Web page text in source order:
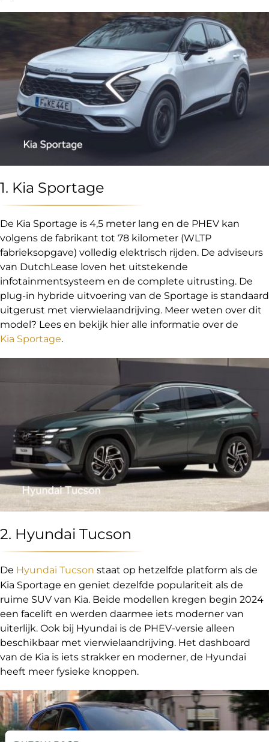
1. Kia Sportage
De Kia Sportage is 4,5 meter lang en de PHEV kan
volgens de fabrikant tot 78 kilometer (WLTP
fabrieksopgave) volledig elektrisch rijden. De adviseurs
van DutchLease loven het uitstekende
infotainmentsysteem en de complete uitrusting. De
plug-in hybride uitvoering van de Sportage is standaard
uitgerust met vierwielaandrijving. Meer weten over dit
model? Lees en bekijk hier alle informatie over de
Kia Sportage.
2. Hyundai Tucson
De Hyundai Tucson staat op hetzelfde platform als de
Kia Sportage en geniet dezelfde populariteit als de
ruime SUV van Kia. Beide modellen kregen begin 2024
een facelift en werden daarmee iets moderner van
uiterlijk. Ook bij Hyundai is de PHEV-versie alleen
beschikbaar met vierwielaandrijving. Het dashboard
van de Kia is iets strakker en moderner, de Hyundai
heeft meer fysieke knoppen.